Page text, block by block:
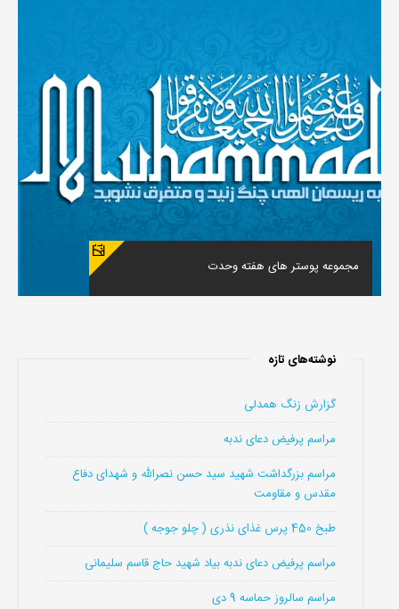
مجموعه پوستر های هفته وحدت
نوشته‌های تازه
گزارش زنگ همدلی
مراسم پرفیض دعای ندبه
مراسم بزرگداشت شهید سید حسن نصرالله و شهدای دفاع
مقدس و مقاومت
طبخ 450 پرس غذای نذری ( چلو جوجه )
مراسم پرفیض دعای ندبه بیاد شهید حاج قاسم سلیمانی
مراسم سالروز حماسه 9 دی